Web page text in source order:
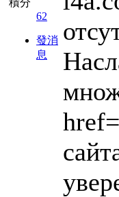
積分
62
發消
息